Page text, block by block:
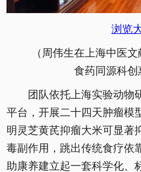
浏览
（周伟生在上海中医
食药同源科创
团队依托上海实验动物
平台，开展二十四天肿瘤模
明灵芝黄芪抑瘤大米可显著
毒副作用，跳出传统食疗依
助康养建立起一套科学化、